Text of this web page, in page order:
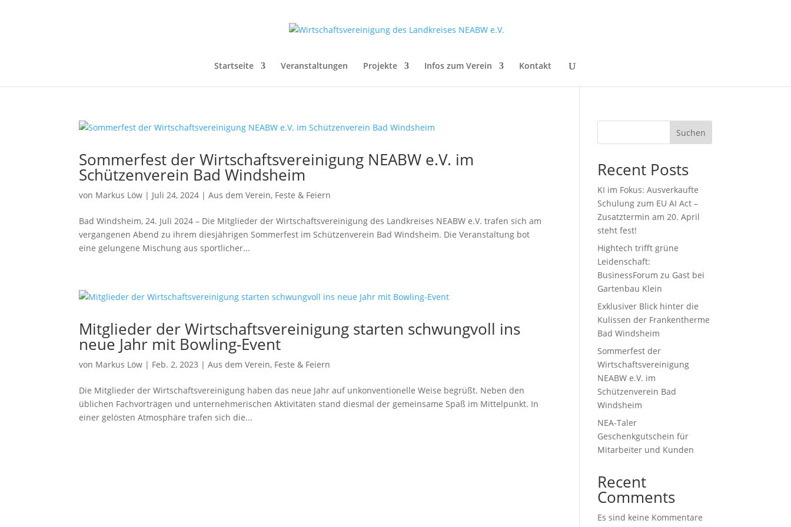
Startseite Veranstaltungen Projekte Infos zum Verein Kontakt
Sommerfest der Wirtschaftsvereinigung NEABW e.V. im
Schützenverein Bad Windsheim
von Markus Löw | Juli 24, 2024 |Aus dem Verein, Feste & Feiern
Bad Windsheim, 24. Juli 2024 – Die Mitglieder der Wirtschaftsvereinigung des Landkreises NEABW e.V. trafen sich am
vergangenen Abend zu ihrem diesjährigen Sommerfest im Schützenverein Bad Windsheim. Die Veranstaltung bot
eine gelungene Mischung aus sportlicher...
Mitglieder der Wirtschaftsvereinigung starten schwungvoll ins
neue Jahr mit Bowling-Event
von Markus Löw | Feb. 2, 2023 |Aus dem Verein, Feste & Feiern
Die Mitglieder der Wirtschaftsvereinigung haben das neue Jahr auf unkonventionelle Weise begrüßt. Neben den
üblichen Fachvorträgen und unternehmerischen Aktivitäten stand diesmal der gemeinsame Spaß im Mittelpunkt. In
einer gelösten Atmosphäre trafen sich die...
Suchen
Recent Posts
KI im Fokus: Ausverkaufte
Schulung zum EU AI Act –
Zusatztermin am 20. April
steht fest!
Hightech trifft grüne
Leidenschaft:
BusinessForum zu Gast bei
Gartenbau Klein
Exklusiver Blick hinter die
Kulissen der Frankentherme
Bad Windsheim
Sommerfest der
Wirtschaftsvereinigung
NEABW e.V. im
Schützenverein Bad
Windsheim
NEA-Taler
Geschenkgutschein für
Mitarbeiter und Kunden
Recent
Comments
Es sind keine Kommentare